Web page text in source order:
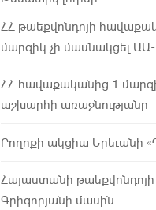
ՀՀ թաեքվոնդոյի
մարզիկ չի մասնակցել
ՀՀ հավաքականից 1
աշխարհի առաջնությանը
Բողոքի ակցիա Երեւանի
Հայաստանի թաեքվոնդոյի
Գրիգորյանի մասին